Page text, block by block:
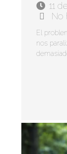
11
No
El
nos